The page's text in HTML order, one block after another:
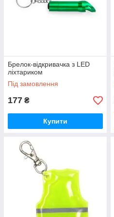
Брелок-відкривачка з LED
ліхтариком
Під замовлення
177 ₴
Купити